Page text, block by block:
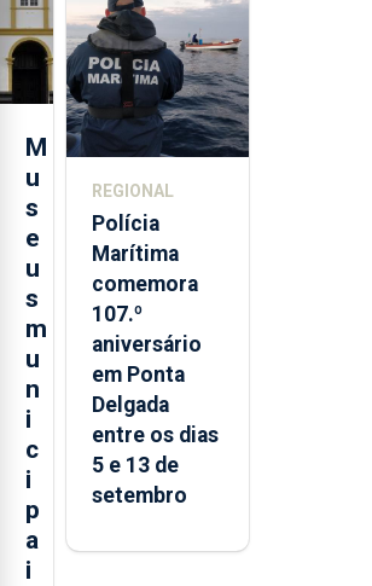
M
u
s
e
u
s
m
u
n
i
c
i
p
a
i
evolução
turística
REGIONAL
Polícia
Marítima
comemora
107.º
aniversário
em Ponta
Delgada
entre os dias
5 e 13 de
setembro